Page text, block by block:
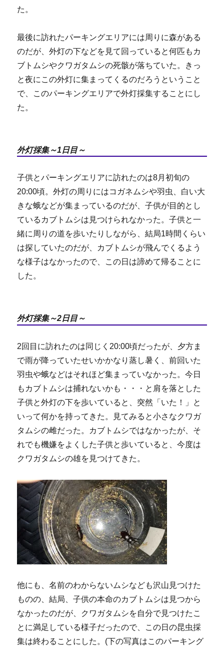
た。
最後に訪れたパーキングエリアには周りに森がある
のだが、外灯の下などを見て回っていると何匹もカ
ブトムシやクワガタムシの死骸が落ちていた。きっ
と夜にこの外灯に集まってくるのだろうということ
で、このパーキングエリアで外灯採集することにし
た。
外灯採集～1日目～
子供とパーキングエリアに訪れたのは8月初旬の
20:00頃。外灯の周りにはコガネムシや羽虫、白い大
きな蛾などが集まっているのだが、子供が目的とし
ているカブトムシは見つけられなかった。子供と一
緒に周りの道を歩いたりしながら、結局1時間くらい
は探していたのだが、カブトムシが飛んでくるよう
な様子はなかったので、この日は諦めて帰ることに
した。
外灯採集～2日目～
2回目に訪れたのは同じく20:00頃だったが、夕方ま
で雨が降っていたせいかかなり蒸し暑く、前回いた
羽虫や蛾などはそれほど集まっていなかった。今日
もカブトムシは捕れないかも・・・と肩を落とした
子供と外灯の下を歩いていると、突然「いた！」と
いって何かを持ってきた。見てみると小さなクワガ
タムシの雌だった。カブトムシではなかったが、そ
れでも機嫌をよくした子供と歩いていると、今度は
クワガタムシの雄を見つけてきた。
他にも、名前のわからないムシなども沢山見つけた
ものの、結局、子供の本命のカブトムシは見つから
なかったのだが、クワガタムシを自分で見つけたこ
とに満足している様子だったので、この日の昆虫採
集は終わることにした。(下の写真はこのパーキング